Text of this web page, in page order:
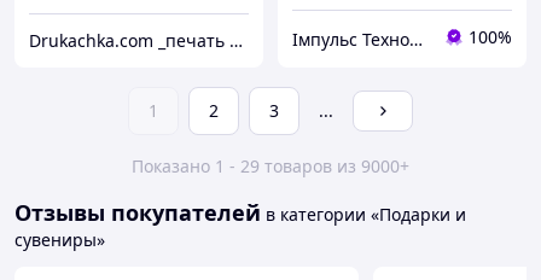
Drukachka.com _печать твоих идей_ Імпульс Технологій 100%
1 2 3 ...
Показано 1 - 29 товаров из 9000+
Отзывы покупателей в категории «Подарки и
сувениры»